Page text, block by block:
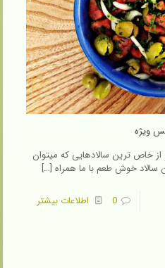
ویژه
خاص ترین سالادهایی که میتوان
سالاد خوش طعم با ما همراه […]
0 اطلاعات بیشتر